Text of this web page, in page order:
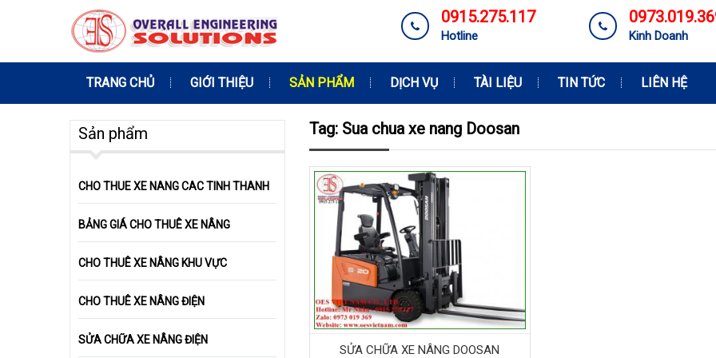
0915.275.117
Hotline Kinh Doanh
TRANG CHỦ GIỚI THIỆU SẢN PHẨM DỊCH VỤ TÀI LIỆU TIN TỨC LIÊN HỆ
Tag: Sua chua xe nang Doosan
SỬA CHỮA XE NÂNG DOOSAN
Sản phẩm
CHO THUE XE NANG CAC TINH THANH
BẢNG GIÁ CHO THUÊ XE NÂNG
CHO THUÊ XE NÂNG KHU VỰC
CHO THUÊ XE NÂNG ĐIỆN
SỬA CHỮA XE NÂNG ĐIỆN